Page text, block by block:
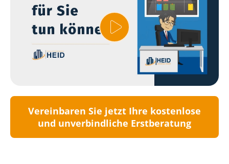
Vereinbaren Sie jetzt Ihre kostenlose
und unverbindliche Erstberatung